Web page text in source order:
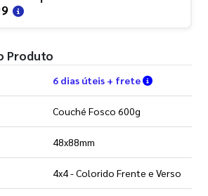
Produto
6 dias úteis + frete Verifique
Couché Fosco 600g
48x88mm
4x4 - Colorido Frente e Verso